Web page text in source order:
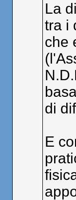
La
tra i
che
di
E